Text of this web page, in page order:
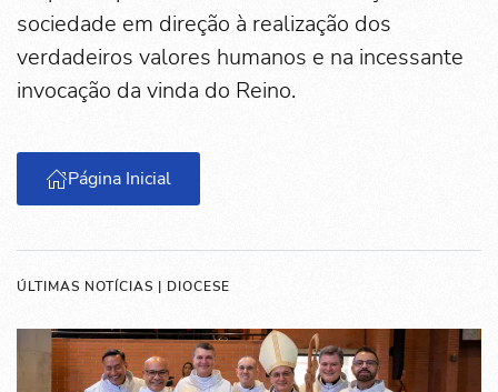
sociedade em direção à realização dos
verdadeiros valores humanos e na incessante
invocação da vinda do Reino.
Página Inicial
ÚLTIMAS NOTÍCIAS | DIOCESE